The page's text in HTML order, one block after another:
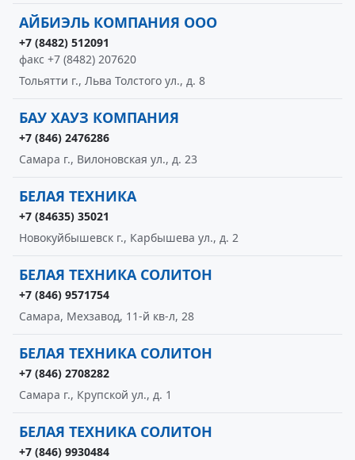
АЙБИЭЛЬ КОМПАНИЯ ООО
+7 (8482) 512091
факс +7 (8482) 207620
Тольятти г., Льва Толстого ул., д. 8
БАУ ХАУЗ КОМПАНИЯ
+7 (846) 2476286
Самара г., Вилоновская ул., д. 23
БЕЛАЯ ТЕХНИКА
+7 (84635) 35021
Новокуйбышевск г., Карбышева ул., д. 2
БЕЛАЯ ТЕХНИКА СОЛИТОН
+7 (846) 9571754
Самара, Мехзавод, 11-й кв-л, 28
БЕЛАЯ ТЕХНИКА СОЛИТОН
+7 (846) 2708282
Самара г., Крупской ул., д. 1
БЕЛАЯ ТЕХНИКА СОЛИТОН
+7 (846) 9930484